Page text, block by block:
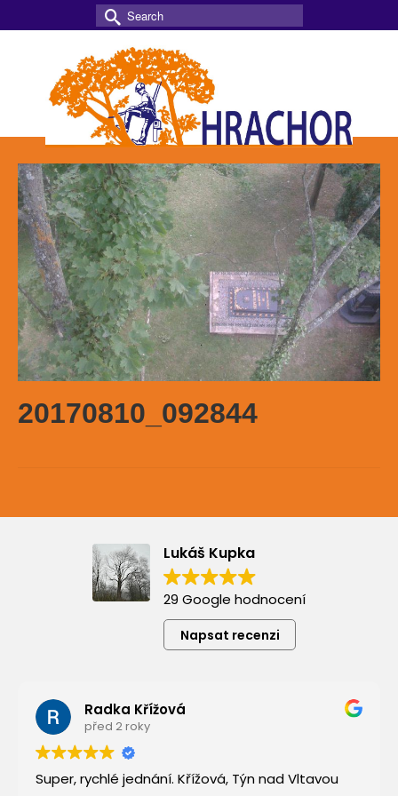
Search
for:
20170810_092844
Lukáš Kupka
29 Google hodnocení
Napsat recenzi
Radka Křížová
před 2 roky
Super, rychlé jednání. Křížová, Týn nad Vltavou